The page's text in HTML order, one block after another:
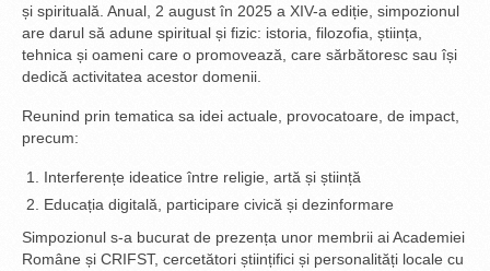
și spirituală. Anual, 2 august în 2025 a XIV-a ediție, simpozionul
are darul să adune spiritual și fizic: istoria, filozofia, știința,
tehnica și oameni care o promovează, care sărbătoresc sau își
dedică activitatea acestor domenii.
Reunind prin tematica sa idei actuale, provocatoare, de impact,
precum:
Interferențe ideatice între religie, artă și știință
Educația digitală, participare civică și dezinformare
Simpozionul s-a bucurat de prezența unor membrii ai Academiei
Române și CRIFST, cercetători științifici și personalități locale cu